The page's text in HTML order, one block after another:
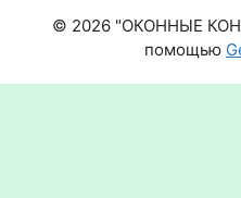
© 2026 "ОКОННЫЕ
помощью